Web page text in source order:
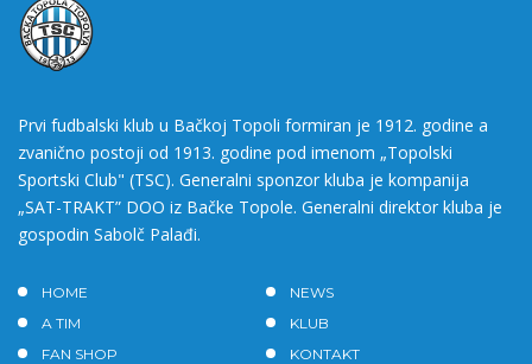
Prvi fudbalski klub u Bačkoj Topoli formiran je 1912. godine a
zvanično postoji od 1913. godine pod imenom „Topolski
Sportski Club" (TSC). Generalni sponzor kluba je kompanija
„SAT-TRAKT” DOO iz Bačke Topole. Generalni direktor kluba je
gospodin Sabolč Palađi.
HOME
NEWS
A TIM
KLUB
FAN SHOP
KONTAKT